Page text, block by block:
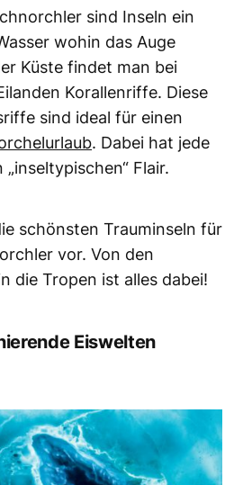
sind Inseln ein
wohin das Auge
Küste findet man bei
Korallenriffe. Diese
sind ideal für einen
. Dabei hat jede
Flair.
schönsten Trauminseln für
vor. Von den
die Tropen ist alles dabei!
Eiswelten